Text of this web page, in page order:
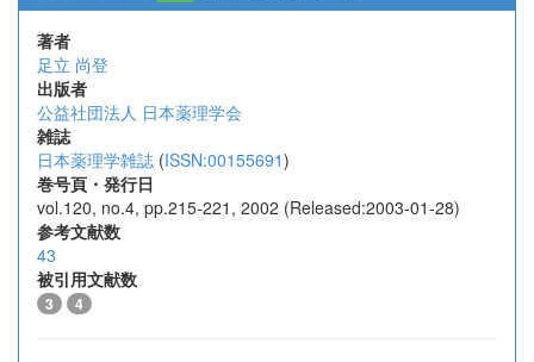
著者
足立 尚登
出版者
公益社団法人 日本薬理学会
雑誌
日本薬理学雑誌 (ISSN:00155691)
巻号頁・発行日
vol.120, no.4, pp.215-221, 2002 (Released:2003-01-28)
参考文献数
43
被引用文献数
3 4